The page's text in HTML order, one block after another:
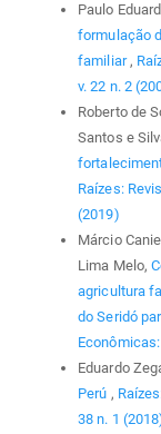
Paulo
formulação
familiar,
v. 22 n. 2
Roberto de
Santos e
Raízes:
(2019)
Márcio
Lima Melo,
agricultura
do Seridó
Eduardo
Perú ,
38 n. 1